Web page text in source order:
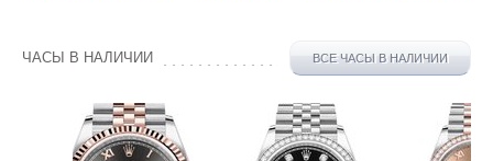
ЧАСЫ В НАЛИЧИИ ВСЕ ЧАСЫ В НАЛИЧИИ